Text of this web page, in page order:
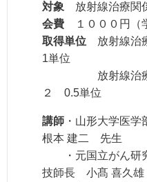
対象 放射線治療関
会費 １０００円（
取得単位 放射線治
1単位
放射線治療品
２ 0.5単位
講師 ・山形大学医
根本 建二 先生
・元国立がん研
技師長 小髙 喜久